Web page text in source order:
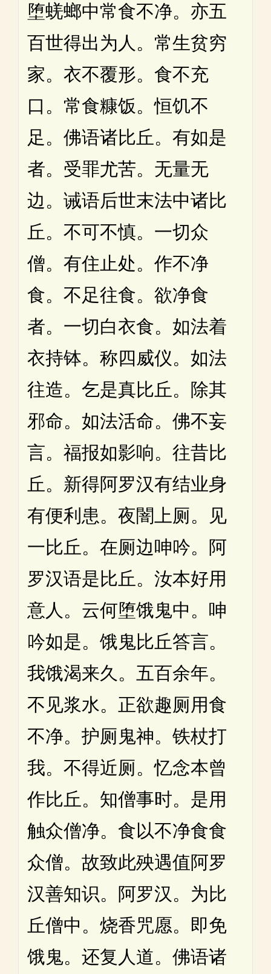
堕蜣螂中常食不净。亦五
百世得出为人。常生贫穷
家。衣不覆形。食不充
口。常食糠饭。恒饥不
足。佛语诸比丘。有如是
者。受罪尤苦。无量无
边。诫语后世末法中诸比
丘。不可不慎。一切众
僧。有住止处。作不净
食。不足往食。欲净食
者。一切白衣食。如法着
衣持钵。称四威仪。如法
往造。乞是真比丘。除其
邪命。如法活命。佛不妄
言。福报如影响。往昔比
丘。新得阿罗汉有结业身
有便利患。夜闇上厕。见
一比丘。在厕边呻吟。阿
罗汉语是比丘。汝本好用
意人。云何堕饿鬼中。呻
吟如是。饿鬼比丘答言。
我饿渴来久。五百余年。
不见浆水。正欲趣厕用食
不净。护厕鬼神。铁杖打
我。不得近厕。忆念本曾
作比丘。知僧事时。是用
触众僧净。食以不净食食
众僧。故致此殃遇值阿罗
汉善知识。阿罗汉。为比
丘僧中。烧香咒愿。即免
饿鬼。还复人道。佛语诸